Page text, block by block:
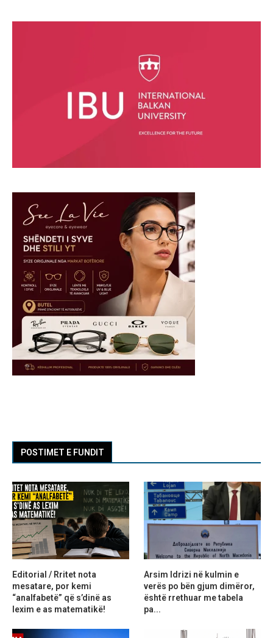
POSTIMET E FUNDIT
Editorial / Rritet nota
mesatare, por kemi
“analfabetë” që s’dinë as
lexim e as matematikë!
Arsim Idrizi në kulmin e
verës po bën gjum dimëror,
është rrethuar me tabela
pa...